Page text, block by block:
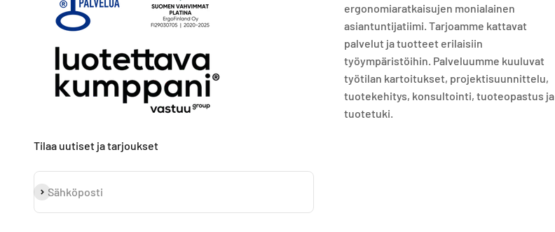
Tilaa uutiset ja tarjoukset
Sähköposti
Tilaa
ergonomiaratkaisujen monialainen
asiantuntijatiimi. Tarjoamme kattavat
palvelut ja tuotteet erilaisiin
työympäristöihin. Palveluumme kuuluvat
työtilan kartoitukset, projektisuunnittelu,
tuotekehitys, konsultointi, tuoteopastus ja
tuotetuki.